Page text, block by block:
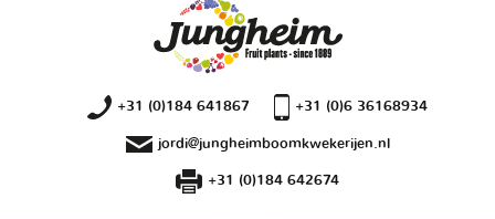
+31 (0)184 641867 +31 (0)6 36168934
jordi@jungheimboomkwekerijen.nl
+31 (0)184 642674